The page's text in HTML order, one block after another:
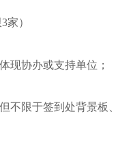
）
协办或支持单位；
限于签到处背景板